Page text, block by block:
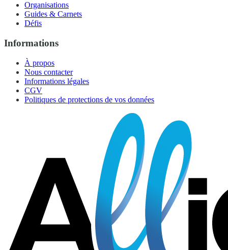
Organisations
Guides & Carnets
Défis
Informations
À propos
Nous contacter
Informations légales
CGV
Politiques de protections de vos données